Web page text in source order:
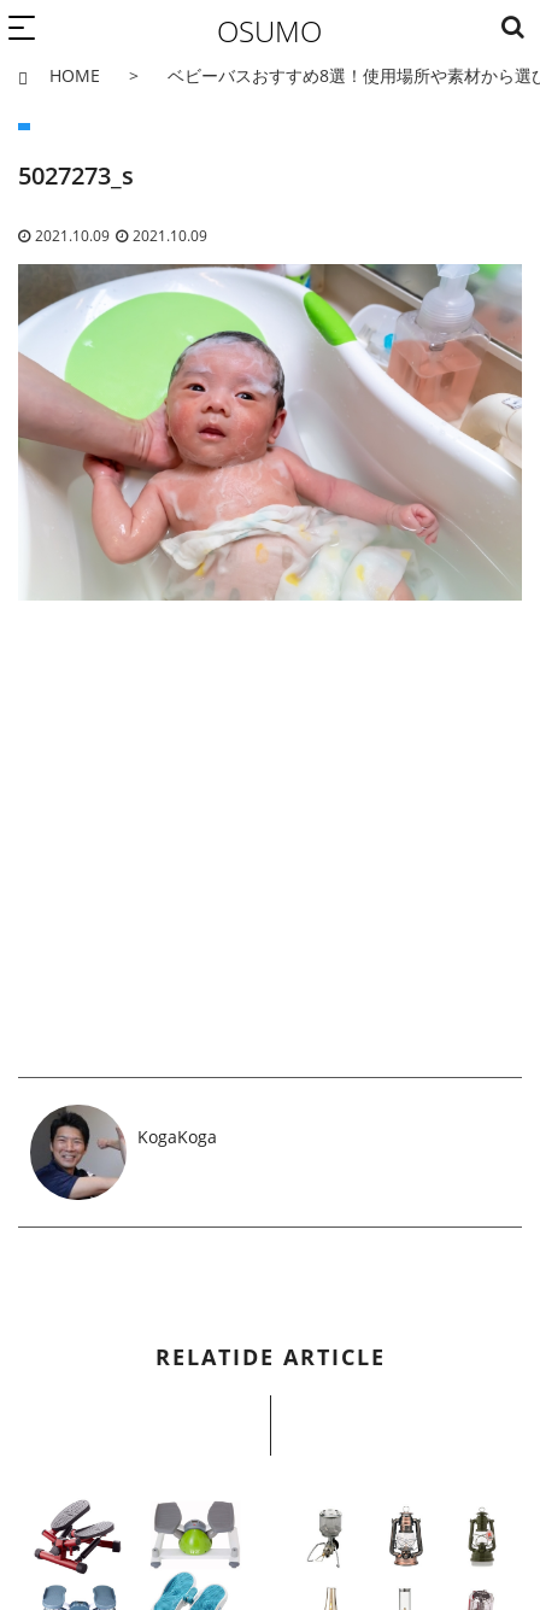
OSUMO
HOME ベビーバスおすすめ8選！使用場所や素材から
5027273_s
2021.10.09 2021.10.09
KogaKoga
RELATIDE ARTICLE